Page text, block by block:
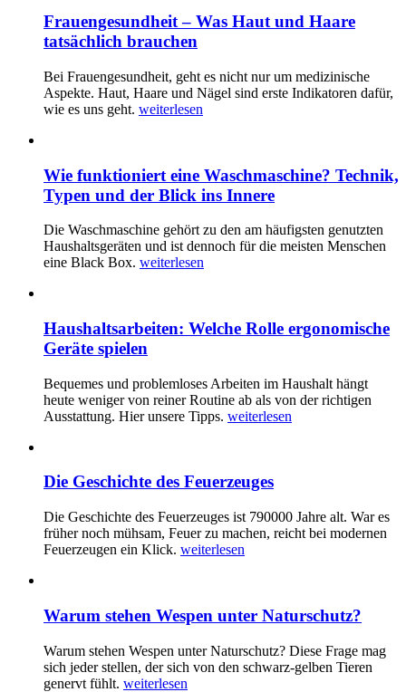
Frauengesundheit – Was Haut und Haare
tatsächlich brauchen
Bei Frauengesundheit, geht es nicht nur um medizinische
Aspekte. Haut, Haare und Nägel sind erste Indikatoren dafür,
wie es uns geht. weiterlesen
Wie funktioniert eine Waschmaschine? Technik,
Typen und der Blick ins Innere
Die Waschmaschine gehört zu den am häufigsten genutzten
Haushaltsgeräten und ist dennoch für die meisten Menschen
eine Black Box. weiterlesen
Haushaltsarbeiten: Welche Rolle ergonomische
Geräte spielen
Bequemes und problemloses Arbeiten im Haushalt hängt
heute weniger von reiner Routine ab als von der richtigen
Ausstattung. Hier unsere Tipps. weiterlesen
Die Geschichte des Feuerzeuges
Die Geschichte des Feuerzeuges ist 790000 Jahre alt. War es
früher noch mühsam, Feuer zu machen, reicht bei modernen
Feuerzeugen ein Klick. weiterlesen
Warum stehen Wespen unter Naturschutz?
Warum stehen Wespen unter Naturschutz? Diese Frage mag
sich jeder stellen, der sich von den schwarz-gelben Tieren
genervt fühlt. weiterlesen